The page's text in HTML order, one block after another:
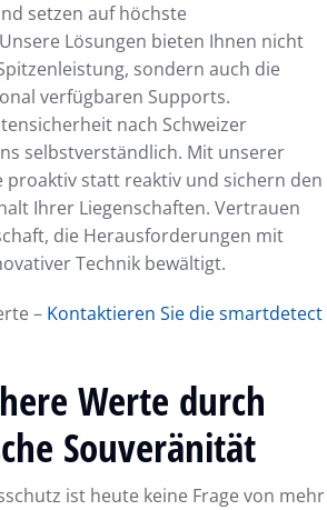
setzen auf höchste
Lösungen bieten Ihnen nicht
sondern auch die
verfügbaren Supports.
nach Schweizer
selbstverständlich. Mit unserer
proaktiv statt reaktiv und sichern den
Ihrer Liegenschaften. Vertrauen
die Herausforderungen mit
Technik bewältigt.
– Kontaktieren Sie die smartdetect
Werte durch
Souveränität
ist heute keine Frage von mehr